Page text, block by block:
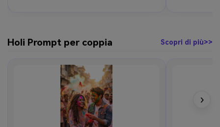
Holi Prompt per coppia Scopri di più>>
›